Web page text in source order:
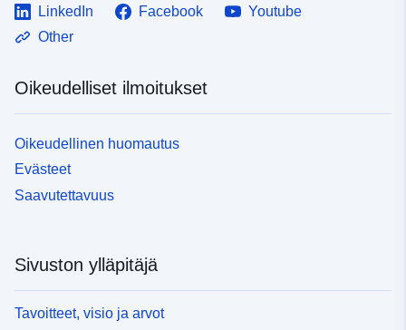
LinkedIn Facebook
Youtube
Other
Oikeudelliset ilmoitukset
Oikeudellinen huomautus
Evästeet
Saavutettavuus
Sivuston ylläpitäjä
Tavoitteet, visio ja arvot